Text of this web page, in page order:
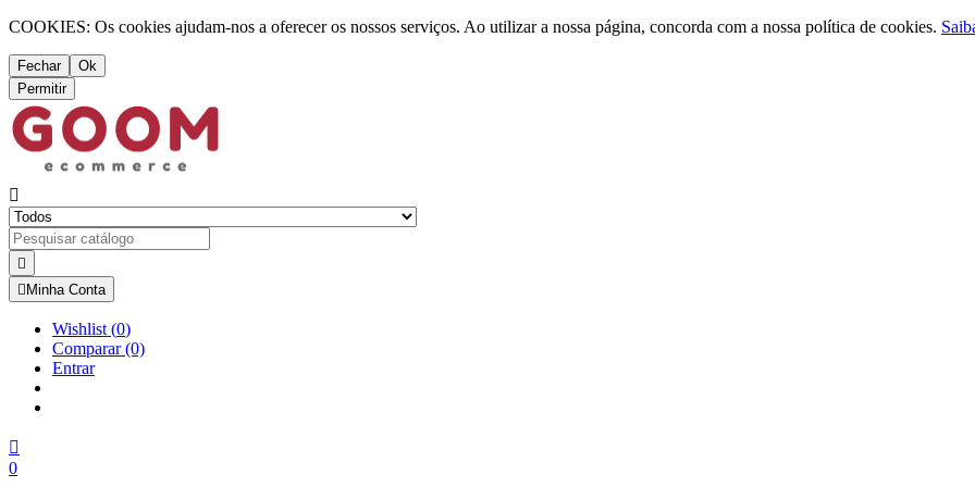
COOKIES: Os cookies ajudam-nos a oferecer os nossos serviços. Ao utilizar a nossa página, concorda com a nossa política de cookies.
Fechar
Ok
Permitir


 Minha Conta
Wishlist (0)
Comparar(0)
Entrar

0